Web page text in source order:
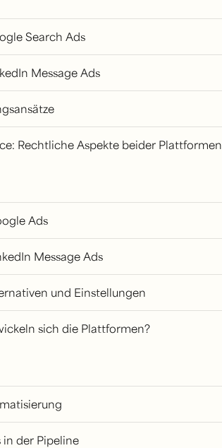
Search Ads
Message Ads
Rechtliche Aspekte beider Plattformen
Ads
Message Ads
und Einstellungen
sich die Plattformen?
in der Pipeline